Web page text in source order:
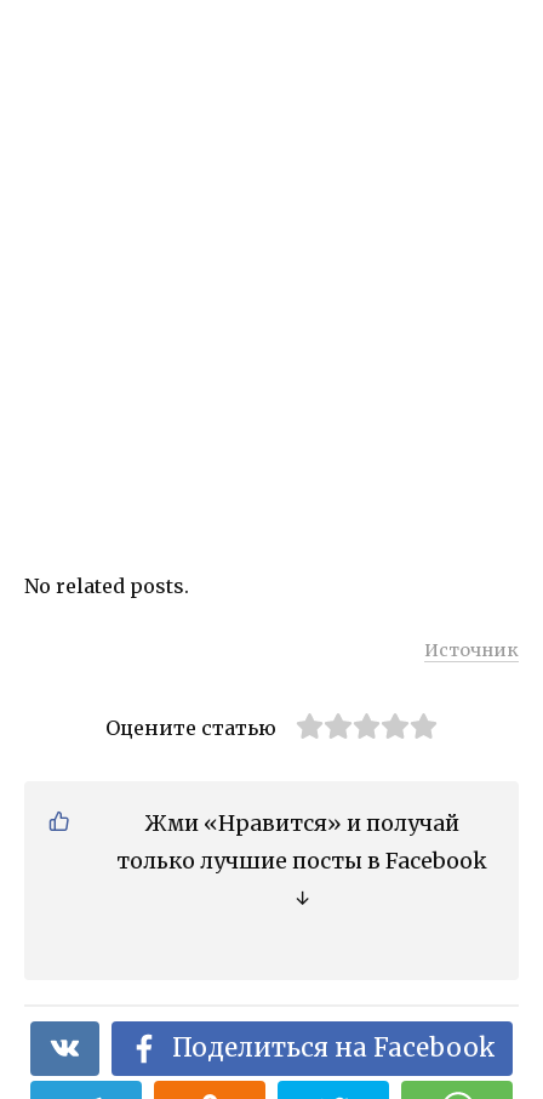
No related posts.
Источник
Оцените статью
Жми «Нравится» и получай
только лучшие посты в Facebook
↓
Поделиться на Facebook